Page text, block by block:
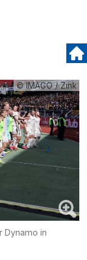
© IMAGO / Zink
Dynamo in